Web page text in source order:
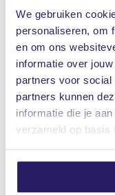
We gebruiken
personaliseren, om
en om ons
informatie over
partners voor
partners kunnen
informatie die je
verzameld op basis
Bel ons